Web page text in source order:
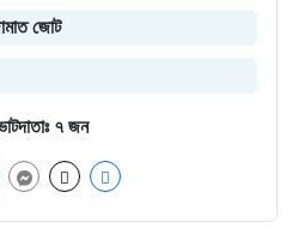
জোট
৭জন